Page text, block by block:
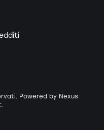
Powered by Nexus
.